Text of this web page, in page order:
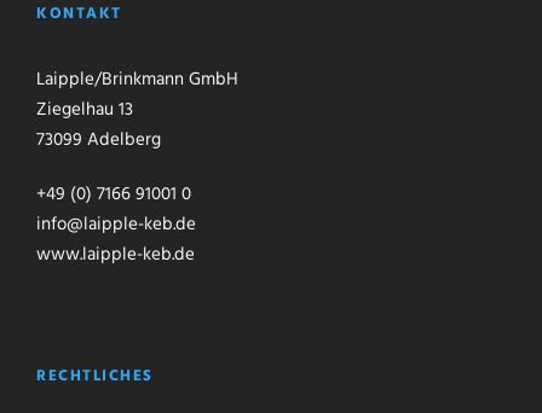
KONTAKT
Laipple/Brinkmann GmbH
Ziegelhau 13
73099 Adelberg
+49 (0) 7166 91001 0
info@laipple-keb.de
www.laipple-keb.de
RECHTLICHES